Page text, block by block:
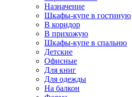
Назначение
Шкафы-купе в гостиную
В коридор
В прихожую
Шкафы-купе в спальню
Детские
Офисные
Для книг
Для одежды
На балкон